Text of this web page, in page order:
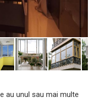
au unul sau mai multe